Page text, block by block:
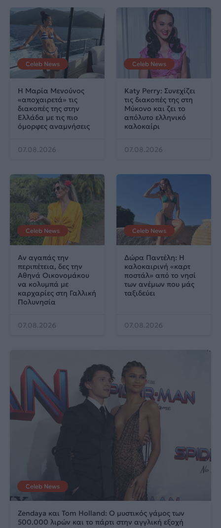
Celeb News
Η Μαρία Μενούνος
«αποχαιρετά» τις
διακοπές της στην
Ελλάδα με τις πιο
όμορφες αναμνήσεις
07.08.2026
Celeb News
Katy Perry: Συνεχίζει
τις διακοπές της στη
Μύκονο και ζει το
απόλυτο ελληνικό
καλοκαίρι
07.08.2026
Celeb News
Αν αγαπάς την
περιπέτεια, δες την
Αθηνά Οικονομάκου
να κολυμπά με
καρχαρίες στη Γαλλική
Πολυνησία
07.08.2026
Celeb News
Δώρα Παντέλη: Η
καλοκαιρινή «καρτ
ποστάλ» από το νησί
των ανέμων που μάς
ταξιδεύει
07.08.2026
Celeb News
Zendaya και Tom Holland: Ο μυστικός γάμος των
500.000 λιρών και το πάρτι στην αγγλική εξοχή